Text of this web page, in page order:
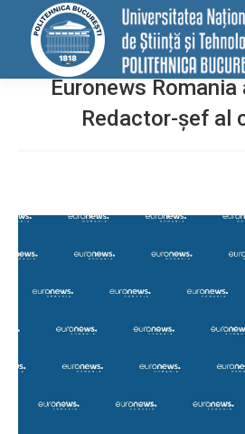
conținut
Euronews Romania
Redactor-șef al